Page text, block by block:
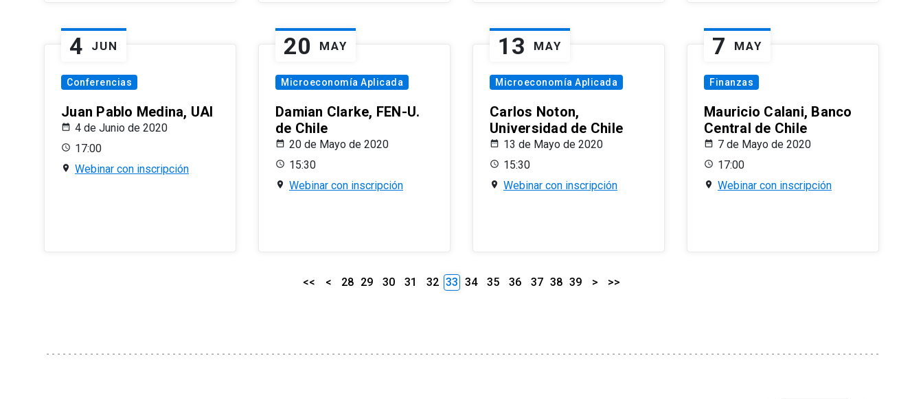
4 JUN
Conferencias
Juan Pablo Medina, UAI
4 de Junio de 2020
17:00
Webinar con inscripción
20 MAY
Microeconomía Aplicada
Damian Clarke, FEN-U.
de Chile
20 de Mayo de 2020
15:30
Webinar con inscripción
13 MAY
Microeconomía Aplicada
Carlos Noton,
Universidad de Chile
13 de Mayo de 2020
15:30
Webinar con inscripción
7 MAY
Finanzas
Mauricio Calani, Banco
Central de Chile
7 de Mayo de 2020
17:00
Webinar con inscripción
<< < 28 29 30 31 32 33 34 35 36 37 38 39 > >>